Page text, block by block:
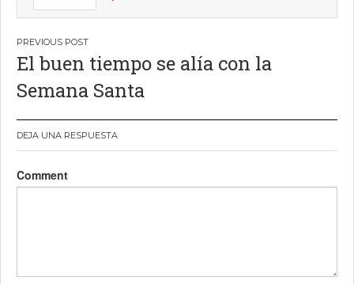
Navegación
de
entradas
El buen tiempo se alía con la
Semana Santa
DEJA UNA RESPUESTA
Comment